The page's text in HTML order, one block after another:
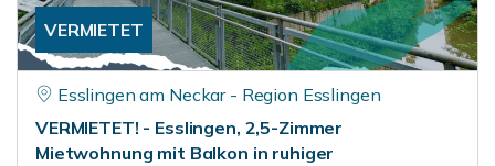
VERMIETET
Esslingen am Neckar - Region Esslingen
VERMIETET! - Esslingen, 2,5-Zimmer
Mietwohnung mit Balkon in ruhiger